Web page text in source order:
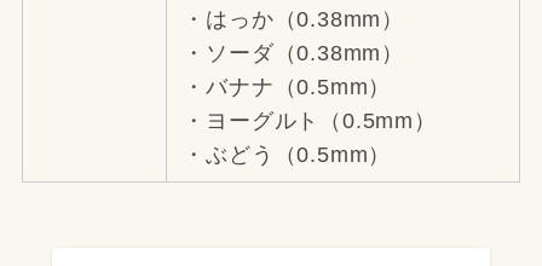
・はっか（0.38mm）
・ソーダ（0.38mm）
・バナナ（0.5mm）
・ヨーグルト（0.5mm）
・ぶどう（0.5mm）